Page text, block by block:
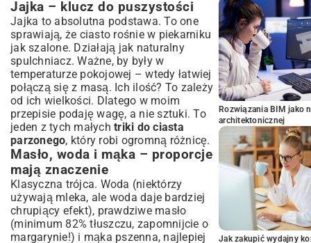
Jajka – klucz do puszystości
Jajka to absolutna podstawa. To one
sprawiają, że ciasto rośnie w piekarniku
jak szalone. Działają jak naturalny
spulchniacz. Ważne, by były w
temperaturze pokojowej – wtedy łatwiej
połączą się z masą. Ich ilość? To zależy
od ich wielkości. Dlatego w moim
przepisie podaję wagę, a nie sztuki. To
jeden z tych małych triki do ciasta
parzonego, który robi ogromną różnicę.
Masło, woda i mąka – proporcje
mają znaczenie
Klasyczna trójca. Woda (niektórzy
używają mleka, ale woda daje bardziej
chrupiący efekt), prawdziwe masło
(minimum 82% tłuszczu, zapomnijcie o
margarynie!) i mąka pszenna, najlepiej
Rozwiązania BIM jako
architektonicznej
Jak zakupić wydajny